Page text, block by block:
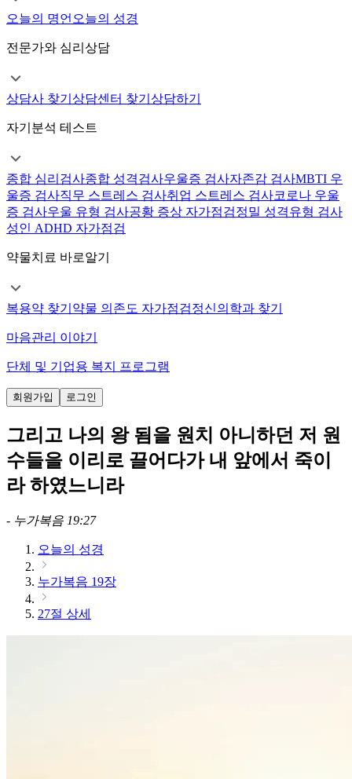
오늘의 명언 오늘의 성경
전문가와 심리상담
상담사 찾기 상담센터 찾기 상담하기
자기분석 테스트
종합 심리검사종합 성격검사우울증 검사자존감 검사MBTI 우
울증 검사직무 스트레스 검사취업 스트레스 검사코로나 우울
증 검사우울 유형 검사공황 증상 자가점검정밀 성격유형 검사
성인 ADHD 자가점검
약물치료 바로알기
복용약 찾기 약물 의존도 자가점검정신의학과 찾기
마음관리 이야기
단체 및 기업용 복지 프로그램
회원가입 로그인
그리고 나의 왕 됨을 원치 아니하던 저 원
수들을 이리로 끌어다가 내 앞에서 죽이
라 하였느니라
- 누가복음 19:27
오늘의 성경
누가복음 19장
27절 상세